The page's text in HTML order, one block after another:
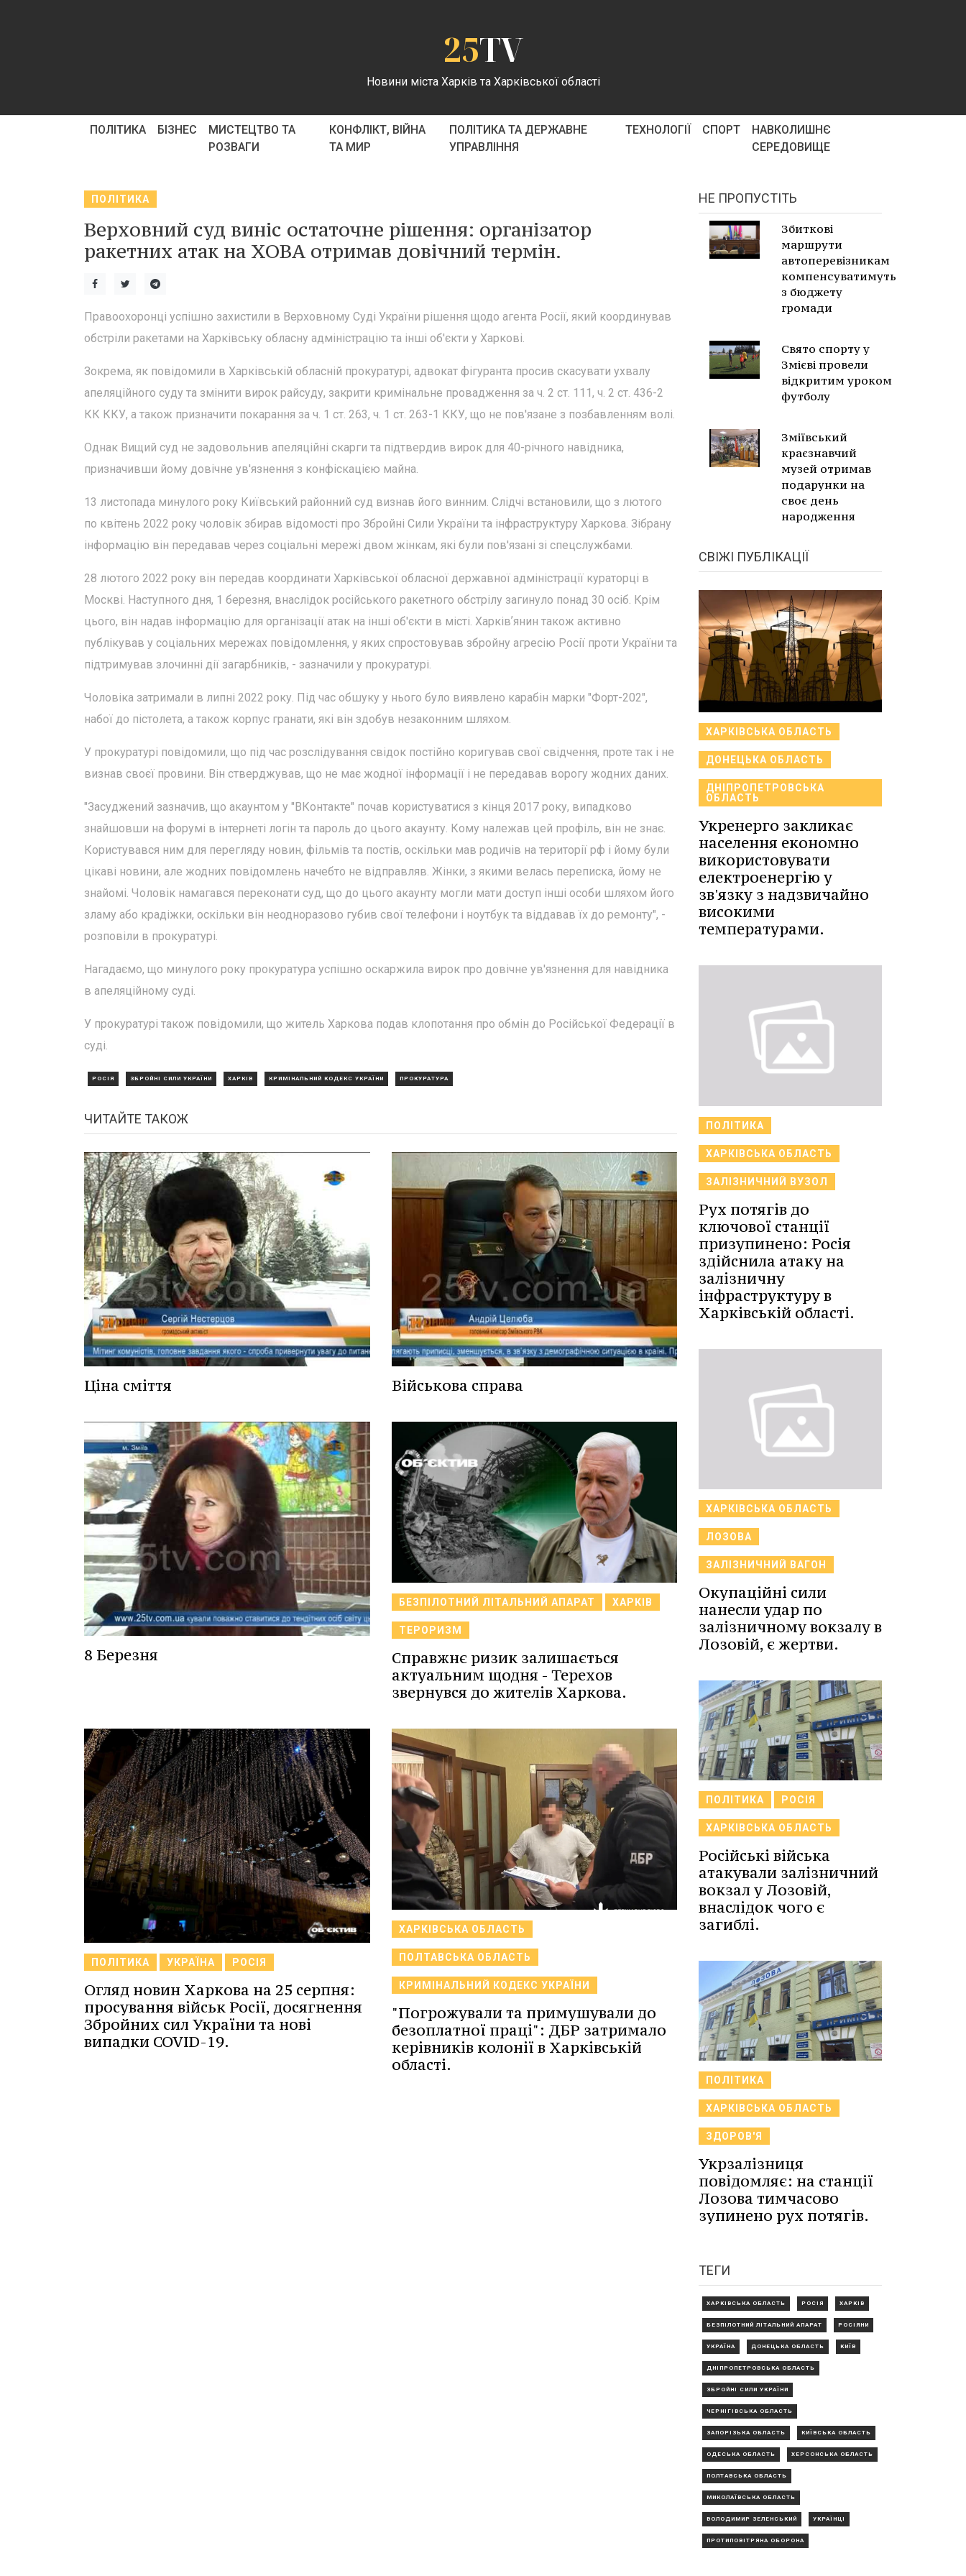
25TV
Новини міста Харків та Харківської області
ПОЛІТИКА БІЗНЕС
МИСТЕЦТВО ТА
РОЗВАГИ
КОНФЛІКТ, ВІЙНА
ТА МИР
ПОЛІТИКА ТА ДЕРЖАВНЕ
УПРАВЛІННЯ
ТЕХНОЛОГІЇ СПОРТ
НАВКОЛИШНЄ
СЕРЕДОВИЩЕ
ПОЛІТИКА
Верховний суд виніс остаточне рішення: організатор
ракетних атак на ХОВА отримав довічний термін.
Правоохоронці успішно захистили в Верховному Суді України рішення щодо агента Росії, який координував
обстріли ракетами на Харківську обласну адміністрацію та інші об'єкти у Харкові.
Зокрема, як повідомили в Харківській обласній прокуратурі, адвокат фігуранта просив скасувати ухвалу
апеляційного суду та змінити вирок райсуду, закрити кримінальне провадження за ч. 2 ст. 111, ч. 2 ст. 436-2
КК ККУ, а також призначити покарання за ч. 1 ст. 263, ч. 1 ст. 263-1 ККУ, що не пов'язане з позбавленням волі.
Однак Вищий суд не задовольнив апеляційні скарги та підтвердив вирок для 40-річного навідника,
призначивши йому довічне ув'язнення з конфіскацією майна.
13 листопада минулого року Київський районний суд визнав його винним. Слідчі встановили, що з лютого
по квітень 2022 року чоловік збирав відомості про Збройні Сили України та інфраструктуру Харкова. Зібрану
інформацію він передавав через соціальні мережі двом жінкам, які були пов'язані зі спецслужбами.
28 лютого 2022 року він передав координати Харківської обласної державної адміністрації кураторці в
Москві. Наступного дня, 1 березня, внаслідок російського ракетного обстрілу загинуло понад 30 осіб. Крім
цього, він надав інформацію для організації атак на інші об'єкти в місті. Харківʼянин також активно
публікував у соціальних мережах повідомлення, у яких спростовував збройну агресію Росії проти України та
підтримував злочинні дії загарбників, - зазначили у прокуратурі.
Чоловіка затримали в липні 2022 року. Під час обшуку у нього було виявлено карабін марки "Форт-202",
набої до пістолета, а також корпус гранати, які він здобув незаконним шляхом.
У прокуратурі повідомили, що під час розслідування свідок постійно коригував свої свідчення, проте так і не
визнав своєї провини. Він стверджував, що не має жодної інформації і не передавав ворогу жодних даних.
"Засуджений зазначив, що акаунтом у "ВКонтакте" почав користуватися з кінця 2017 року, випадково
знайшовши на форумі в інтернеті логін та пароль до цього акаунту. Кому належав цей профіль, він не знає.
Користувався ним для перегляду новин, фільмів та постів, оскільки мав родичів на території рф і йому були
цікаві новини, але жодних повідомлень начебто не відправляв. Жінки, з якими велась переписка, йому не
знайомі. Чоловік намагався переконати суд, що до цього акаунту могли мати доступ інші особи шляхом його
зламу або крадіжки, оскільки він неодноразово губив свої телефони і ноутбук та віддавав їх до ремонту", -
розповіли в прокуратурі.
Нагадаємо, що минулого року прокуратура успішно оскаржила вирок про довічне ув'язнення для навідника
в апеляційному суді.
У прокуратурі також повідомили, що житель Харкова подав клопотання про обмін до Російської Федерації в
суді.
РОСІЯ ЗБРОЙНІ СИЛИ УКРАЇНИ ХАРКІВ КРИМІНАЛЬНИЙ КОДЕКС УКРАЇНИ ПРОКУРАТУРА
ЧИТАЙТЕ ТАКОЖ
Ціна сміття Військова справа
8 Березня
БЕЗПІЛОТНИЙ ЛІТАЛЬНИЙ АПАРАТ ХАРКІВ
ТЕРОРИЗМ
Справжнє ризик залишається
актуальним щодня - Терехов
звернувся до жителів Харкова.
ПОЛІТИКА УКРАЇНА РОСІЯ
Огляд новин Харкова на 25 серпня:
просування військ Росії, досягнення
Збройних сил України та нові
випадки COVID-19.
ХАРКІВСЬКА ОБЛАСТЬ
ПОЛТАВСЬКА ОБЛАСТЬ
КРИМІНАЛЬНИЙ КОДЕКС УКРАЇНИ
"Погрожували та примушували до
безоплатної праці": ДБР затримало
керівників колонії в Харківській
області.
НЕ ПРОПУСТІТЬ
Збиткові
маршрути
автоперевізникам
компенсуватимуть
з бюджету
громади
Свято спорту у
Змієві провели
відкритим уроком
футболу
Зміївський
краєзнавчий
музей отримав
подарунки на
своє день
народження
СВІЖІ ПУБЛІКАЦІЇ
ХАРКІВСЬКА ОБЛАСТЬ
ДОНЕЦЬКА ОБЛАСТЬ
ДНІПРОПЕТРОВСЬКА
ОБЛАСТЬ
Укренерго закликає
населення економно
використовувати
електроенергію у
зв'язку з надзвичайно
високими
температурами.
ПОЛІТИКА
ХАРКІВСЬКА ОБЛАСТЬ
ЗАЛІЗНИЧНИЙ ВУЗОЛ
Рух потягів до
ключової станції
призупинено: Росія
здійснила атаку на
залізничну
інфраструктуру в
Харківській області.
ХАРКІВСЬКА ОБЛАСТЬ
ЛОЗОВА
ЗАЛІЗНИЧНИЙ ВАГОН
Окупаційні сили
нанесли удар по
залізничному вокзалу в
Лозовій, є жертви.
ПОЛІТИКА РОСІЯ
ХАРКІВСЬКА ОБЛАСТЬ
Російські війська
атакували залізничний
вокзал у Лозовій,
внаслідок чого є
загиблі.
ПОЛІТИКА
ХАРКІВСЬКА ОБЛАСТЬ
ЗДОРОВ'Я
Укрзалізниця
повідомляє: на станції
Лозова тимчасово
зупинено рух потягів.
ТЕГИ
ХАРКІВСЬКА ОБЛАСТЬ РОСІЯ ХАРКІВ
БЕЗПІЛОТНИЙ ЛІТАЛЬНИЙ АПАРАТ РОСІЯНИ
УКРАЇНА ДОНЕЦЬКА ОБЛАСТЬ КИЇВ
ДНІПРОПЕТРОВСЬКА ОБЛАСТЬ
ЗБРОЙНІ СИЛИ УКРАЇНИ
ЧЕРНІГІВСЬКА ОБЛАСТЬ
ЗАПОРІЗЬКА ОБЛАСТЬ КИЇВСЬКА ОБЛАСТЬ
ОДЕСЬКА ОБЛАСТЬ ХЕРСОНСЬКА ОБЛАСТЬ
ПОЛТАВСЬКА ОБЛАСТЬ
МИКОЛАЇВСЬКА ОБЛАСТЬ
ВОЛОДИМИР ЗЕЛЕНСЬКИЙ УКРАЇНЦІ
ПРОТИПОВІТРЯНА ОБОРОНА